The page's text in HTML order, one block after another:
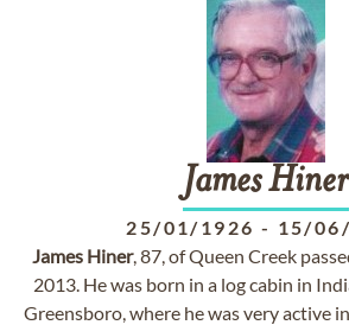
JamesHiner
25/01/1926 - 15/
James Hiner, 87, of Queen Creek
2013. He was born in a log cabin in
Greensboro, where he was very active